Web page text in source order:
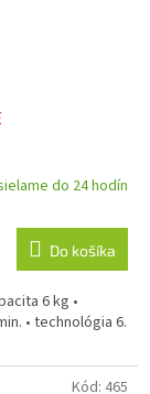
do 24 hodín
Do košíka
6 kg •
• technológia 6.
Kód: 465